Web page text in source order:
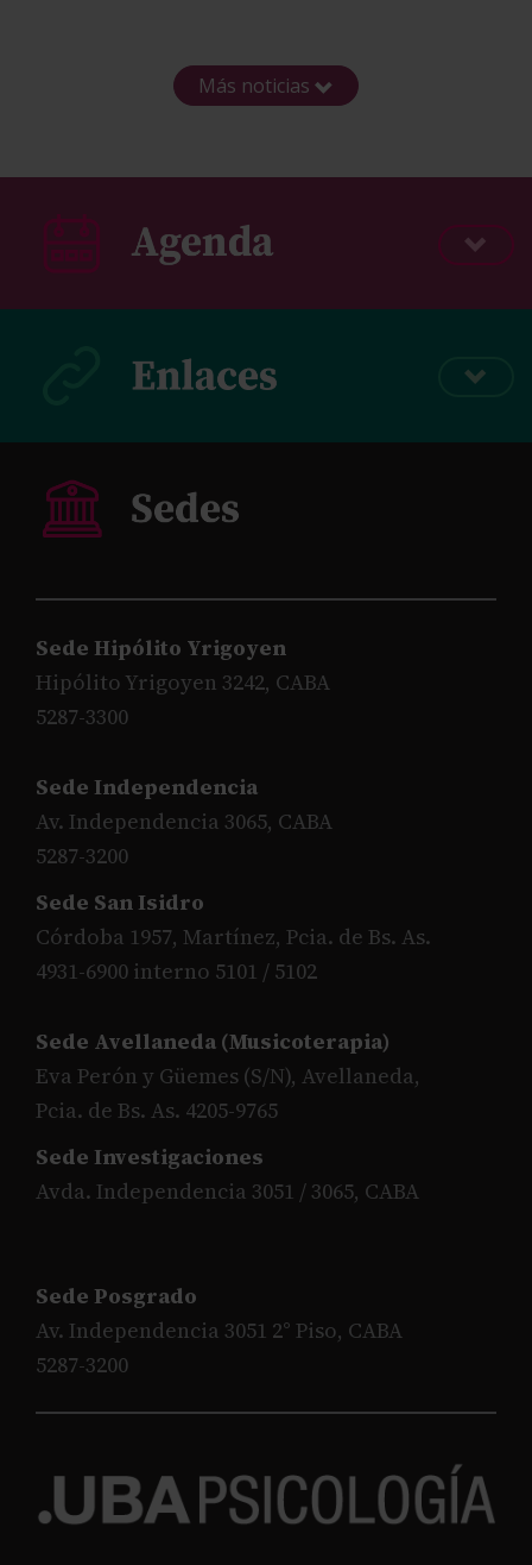
Más noticias
Sede Hipólito Yrigoyen
Hipólito Yrigoyen 3242, CABA
5287-3300
Sede Independencia
Av. Independencia 3065, CABA
5287-3200
Sede San Isidro
Córdoba 1957, Martínez, Pcia. de Bs. As.
4931-6900 interno 5101 / 5102
Sede Avellaneda (Musicoterapia)
Eva Perón y Güemes (S/N), Avellaneda,
Pcia. de Bs. As. 4205-9765
Sede Investigaciones
Avda. Independencia 3051 / 3065, CABA
Sede Posgrado
Av. Independencia 3051 2° Piso, CABA
5287-3200